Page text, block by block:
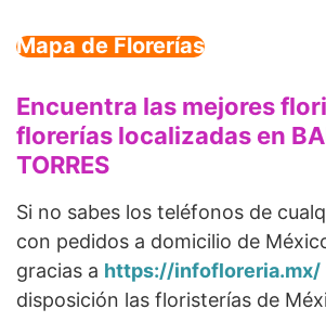
Mapa de Florerías
Encuentra las mejores
florerías localizadas en
TORRES
Si no sabes los teléfonos de
con pedidos a domicilio de
gracias a https://infofloreria.mx/
disposición las floristerías de